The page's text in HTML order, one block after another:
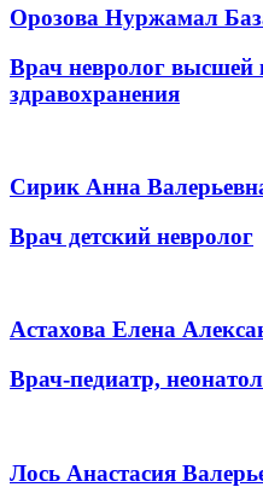
Орозова Нуржамал
Врач невролог высшей
здравохранения
Сирик Анна
Врач детский невролог
Астахова Елена
Врач-педиатр,
Лось Анастасия